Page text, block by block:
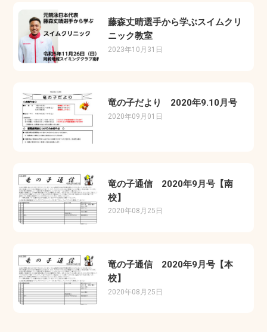
藤森丈晴選手から学ぶスイムクリ
ニック教室
2023年10月31日
竜の子だより 2020年9.10月号
2020年09月01日
竜の子通信 2020年9月号【南
校】
2020年08月25日
竜の子通信 2020年9月号【本
校】
2020年08月25日